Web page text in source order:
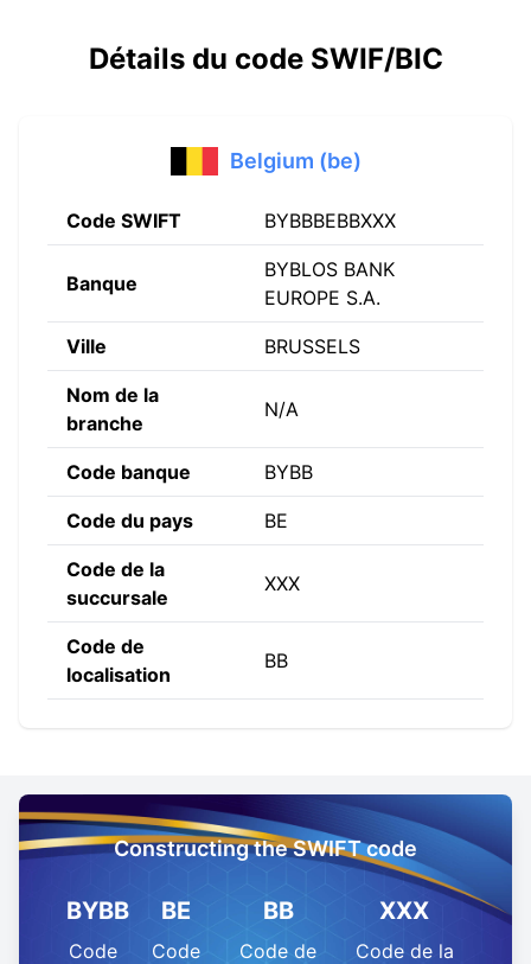
Détails du code SWIF/BIC
Belgium (be)
Code SWIFT BYBBBEBBXXX
Banque
BYBLOS BANK
EUROPE S.A.
Ville BRUSSELS
Nom de la
branche
N/A
Code banque BYBB
Code du pays BE
Code de la
succursale
XXX
Code de
localisation
BB
Constructing the SWIFT code
BYBB
Code
BE
Code
BB
Code de
XXX
Code de la